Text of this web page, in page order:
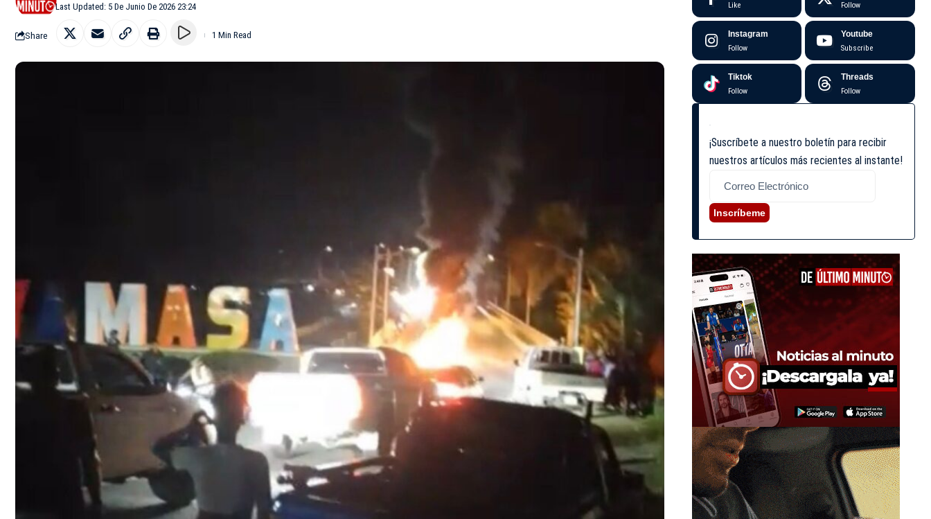
Last Updated: 5 De Junio De 2026 23:24
Share 1 Min Read
Like Follow
Instagram
Follow
Youtube
Subscribe
Tiktok
Follow
Threads
Follow
¡Suscríbete a nuestro boletín para recibir
nuestros artículos más recientes al instante!
Inscríbeme